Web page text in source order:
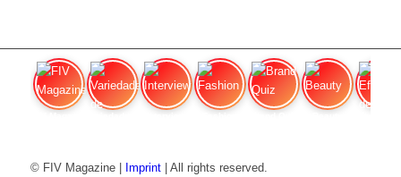
© FIV Magazine | Imprint| All rights reserved.